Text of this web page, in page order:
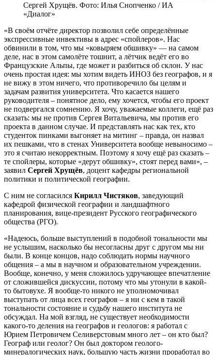
Сергей Хрущёв. Фото: Илья Снопченко / ИА
«Диалог»
«В своём отчёте директор позволил себе определённые
экспрессивные инвективы в адрес «спойлеров». Нас
обвинили в том, что мы «ковыряем обшивку» — на самом
деле, нас в этом самолёте тошнит, а лётчик ведёт его во
Французские Альпы, где может и разбиться об склон. У нас
очень простая идея: мы хотим видеть ИНОЗ без географов, и я
не вижу в этом ничего, что противоречило бы целям и
задачам развития университета. Что касается нашего
руководителя – понятное дело, ему хочется, чтобы его проект
не подвергался сомнению. Я хочу, уважаемые коллеги, ещё раз
сказать: мы не против Сергея Витальевича, мы против его
проекта в данном случае. И представлять нас как тех, кто
студенток пинками выгоняет на митинг – правда, он назвал
их пешками, что в стенах Университета вообще невыносимо –
это я считаю некорректным. Поэтому я хочу ещё раз сказать –
те спойлеры, которые «дерут обшивку», стоят перед вами», –
заявил Сергей Хрущёв, доцент кафедры региональной
политики и политической географии.
С ним не согласился Кирилл Чистяков, заведующий
кафедрой физической географии и ландшафтного
планирования, вице-президент Русского географического
общества (РГО).
«Надеюсь, больше выступлений в подобной тональности мы
не услышим, насколько бы несогласны друг с другом мы ни
были. В конце концов, надо соблюдать нормы научного
общения – а мы в научном и образовательном учреждении.
Вообще, конечно, у меня сложилось удручающее впечатление
от сложившейся дискуссии, потому что мы утонули в какой-
то бытовухе. Я вообще-то никого не уполномочивал
выступать от лица всех географов – я ни с кем в такой
тональности состояние и судьбу нашего института не
обсуждал. На мой взгляд, не существует необходимости
какого-то деления на географов и геологов: я работал с
Юрием Петровичем Селиверстовым много лет – он кто был?
Географ или геолог? Он был доктором геолого-
минералогических наук, большую часть жизни проработал во